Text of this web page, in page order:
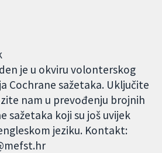
je u okviru volonterskog
Cochrane sažetaka. Uključite
nam u prevođenju brojnih
sažetaka koji su još uvijek
jeziku. Kontakt: